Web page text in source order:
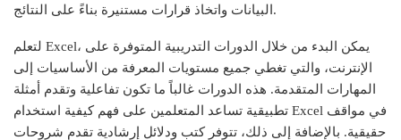
البيانات واتخاذ قرارات مستنيرة بناءً على النتائج.
لتعلم Excel، يمكن البدء من خلال الدورات التدريبية المتوفرة على
الإنترنت، والتي تغطي جميع مستويات المعرفة من الأساسيات إلى
المهارات المتقدمة. هذه الدورات غالباً ما تكون تفاعلية وتقدم أمثلة
تطبيقية تساعد المتعلمين على فهم كيفية استخدام Excel في مواقف
حقيقية. بالإضافة إلى ذلك، تتوفر كتب ودلائل إرشادية تقدم شروحات